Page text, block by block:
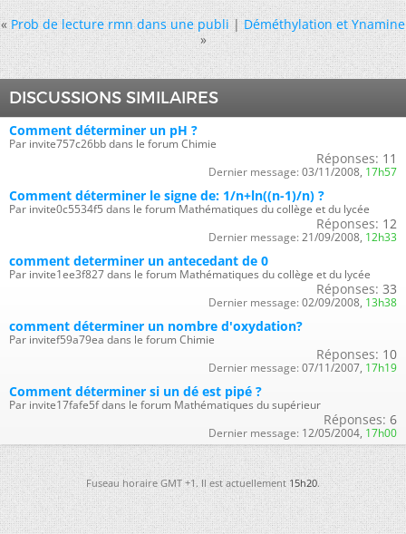
« Prob de lecture rmn dans une publi|Déméthylation et Ynamine
»
DISCUSSIONS SIMILAIRES
Comment déterminer un pH ?
Par invite757c26bb dans le forum Chimie
Réponses: 11
Dernier message: 03/11/2008, 17h57
Comment déterminer le signe de: 1/n+ln((n-1)/n) ?
Par invite0c5534f5 dans le forum Mathématiques du collège et du lycée
Réponses: 12
Dernier message: 21/09/2008, 12h33
comment determiner un antecedant de 0
Par invite1ee3f827 dans le forum Mathématiques du collège et du lycée
Réponses: 33
Dernier message: 02/09/2008, 13h38
comment déterminer un nombre d'oxydation?
Par invitef59a79ea dans le forum Chimie
Réponses: 10
Dernier message: 07/11/2007, 17h19
Comment déterminer si un dé est pipé ?
Par invite17fafe5f dans le forum Mathématiques du supérieur
Réponses: 6
Dernier message: 12/05/2004, 17h00
Fuseau horaire GMT +1. Il est actuellement15h20.